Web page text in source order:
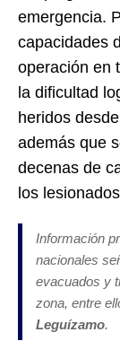
emergencia.
capacidades
operación en
la dificultad
heridos
además que
decenas de
los
Información
nacionales
evacuados y
zona, entre
Leguízamo.